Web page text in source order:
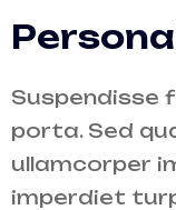
Suspendisse
porta. Sed
ullamcorper
imperdiet